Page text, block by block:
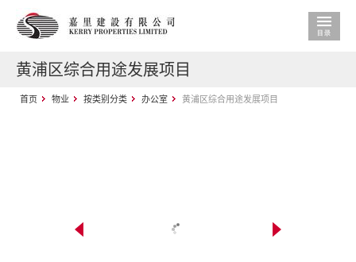
黄浦区综合用途发展项目
首页 物业 按类别分类 办公室 黄浦区综合用途发展项目